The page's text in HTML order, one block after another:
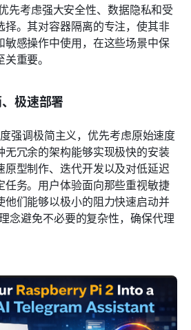
先考虑强大安全性、数据隐私和受
。其对容器隔离的专注，使其非
敏感操作中使用，在这些场景中保
重要。
极速部署
强调极简主义，优先考虑原始速度
冗余的架构能够实现极快的安装
型制作、迭代开发以及对低延迟
务。用户体验面向那些重视敏捷
们能够以极小的阻力快速启动并
念避免不必要的复杂性，确保代理